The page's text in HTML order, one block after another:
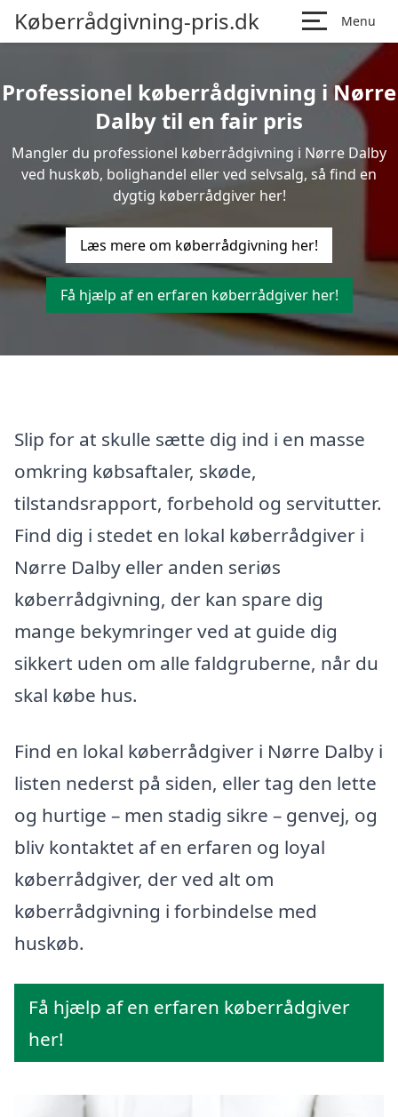
Køberrådgivning-pris.dk Menu
Professionel køberrådgivning i Nørre
Dalby til en fair pris
Mangler du professionel køberrådgivning i Nørre Dalby
ved huskøb, bolighandel eller ved selvsalg, så find en
dygtig køberrådgiver her!
Læs mere om køberrådgivning her!
Få hjælp af en erfaren køberrådgiver her!
Slip for at skulle sætte dig ind i en masse
omkring købsaftaler, skøde,
tilstandsrapport, forbehold og servitutter.
Find dig i stedet en lokal køberrådgiver i
Nørre Dalby eller anden seriøs
køberrådgivning, der kan spare dig
mange bekymringer ved at guide dig
sikkert uden om alle faldgruberne, når du
skal købe hus.
Find en lokal køberrådgiver i Nørre Dalby i
listen nederst på siden, eller tag den lette
og hurtige – men stadig sikre – genvej, og
bliv kontaktet af en erfaren og loyal
køberrådgiver, der ved alt om
køberrådgivning i forbindelse med
huskøb.
Få hjælp af en erfaren køberrådgiver
her!